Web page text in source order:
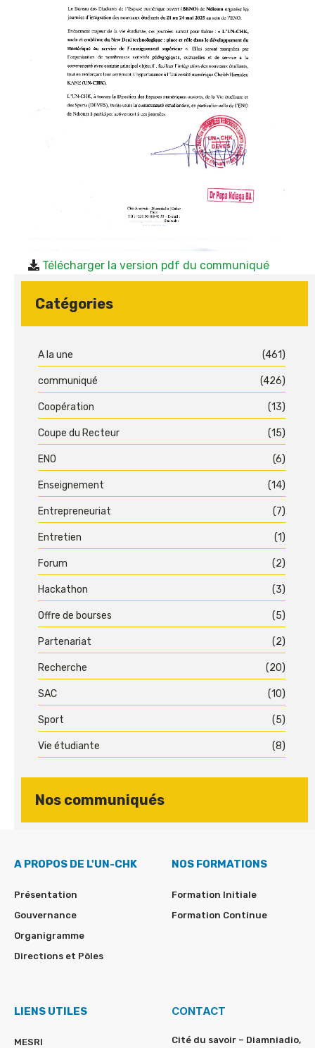
Télécharger la version pdf du communiqué
Catégories
A la une (461)
communiqué (426)
Coopération (13)
Coupe du Recteur (15)
ENO (6)
Enseignement (14)
Entrepreneuriat (7)
Entretien (1)
Forum (2)
Hackathon (3)
Offre de bourses (5)
Partenariat (2)
Recherche (20)
SAC (10)
Sport (5)
Vie étudiante (8)
Nos communiqués
A PROPOS DE L'UN-CHK
Présentation
Gouvernance
Organigramme
Directions et Pôles
NOS FORMATIONS
Formation Initiale
Formation Continue
LIENS UTILES
MESRI
CONTACT
Cité du savoir – Diamniadio,